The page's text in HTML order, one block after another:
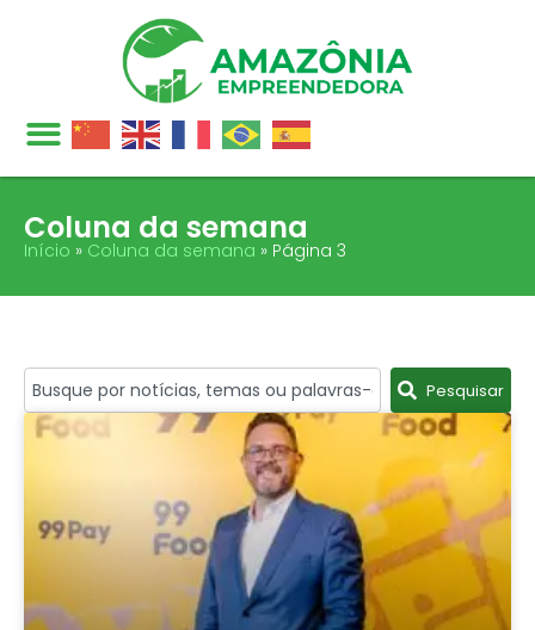
Coluna da semana
Início » Coluna da semana » Página 3
Pesquisar